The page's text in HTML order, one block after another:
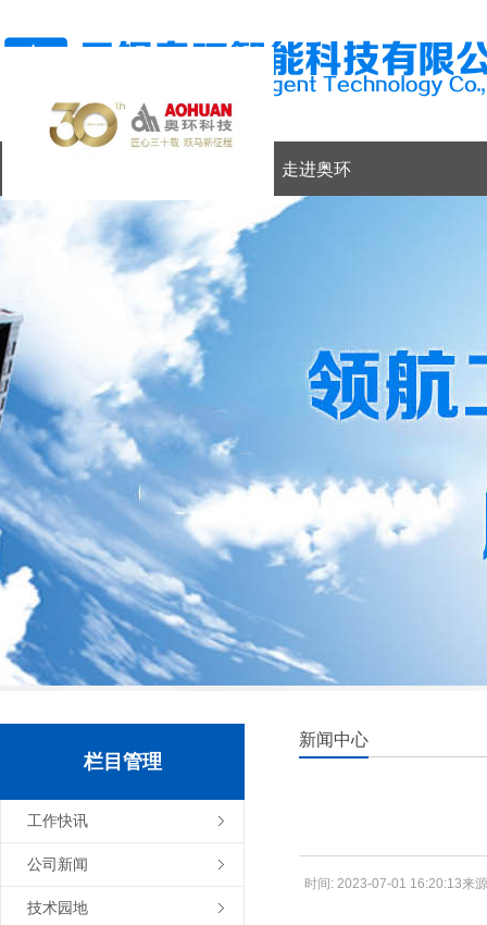
走进奥环
栏目管理
工作快讯
公司新闻
技术园地
新闻中心
时间: 2023-07-01 16:20:13来